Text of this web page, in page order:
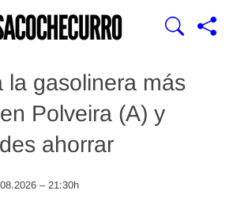
la gasolinera más
Polveira (A) y
ahorrar
– 21:30h